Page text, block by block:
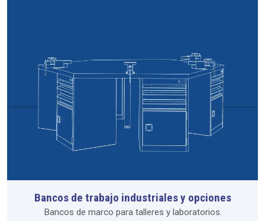
Bancos de trabajo industriales y opciones
Bancos de marco para talleres y laboratorios.